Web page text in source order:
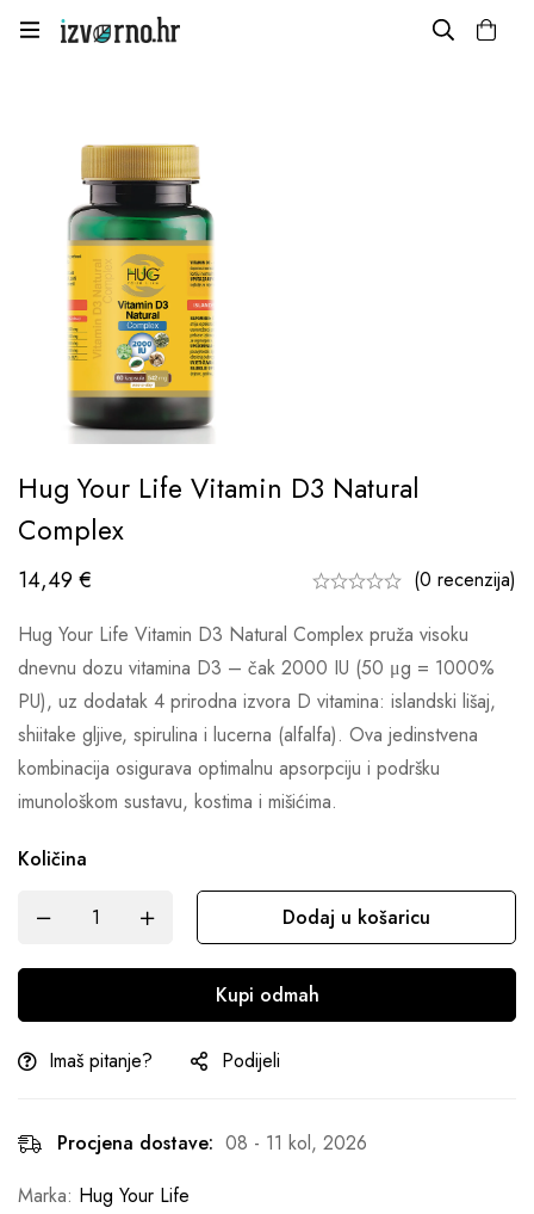
Hug Your Life Vitamin D3 Natural
Complex
14,49 €
(0 recenzija)
Hug Your Life Vitamin D3 Natural Complex pruža visoku
dnevnu dozu vitamina D3 – čak 2000 IU (50 μg = 1000%
PU), uz dodatak 4 prirodna izvora D vitamina: islandski lišaj,
shiitake gljive, spirulina i lucerna (alfalfa). Ova jedinstvena
kombinacija osigurava optimalnu apsorpciju i podršku
imunološkom sustavu, kostima i mišićima.
Količina
Dodaj u košaricu
Kupi odmah
Imaš pitanje? Podijeli
Procjena dostave: 08 - 11 kol, 2026
Marka: Hug Your Life